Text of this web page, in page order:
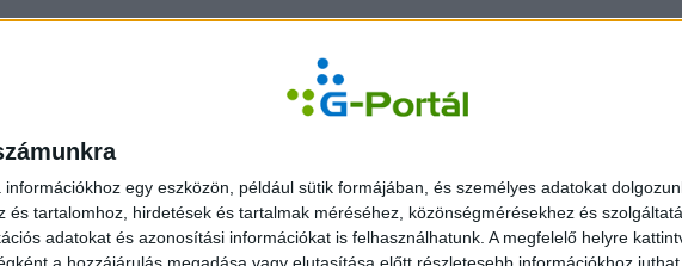
egy eszközön, például sütik formájában, és személyes adatokat
tartalomhoz, hirdetések és tartalmak méréséhez, közönségmérésekhez és
adatokat és azonosítási információkat is felhasználhatunk. A megfelelő helyre